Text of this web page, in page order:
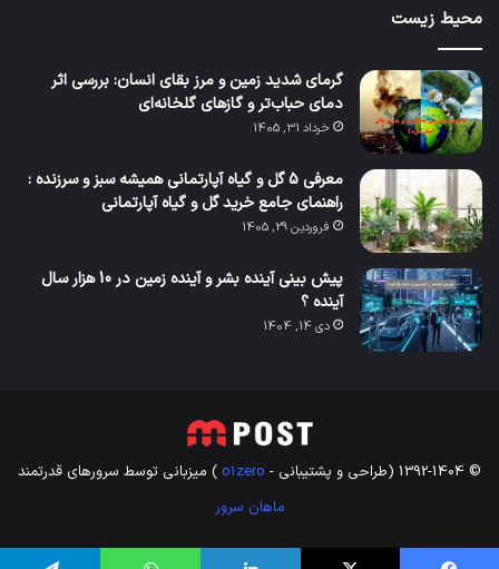
محیط زیست
گرمای شدید زمین و مرز بقای انسان: بررسی اثر
دمای حباب‌تر و گازهای گلخانه‌ای
خرداد 31, 1405
معرفی 5 گل و گیاه آپارتمانی همیشه سبز و سرزنده :
راهنمای جامع خرید گل و گیاه آپارتمانی
فروردین 29, 1405
پیش بینی آینده بشر و آینده زمین در 10 هزار سال
آینده ؟
دی 14, 1404
© 1392-1404 (طراحی و پشتیبانی - o1zero ) میزبانی توسط سرورهای قدرتمند
ماهان سرور